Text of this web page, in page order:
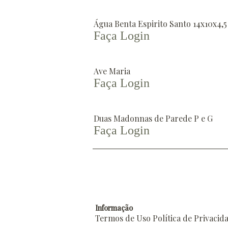
Água Benta Espirito Santo 14x10x4,5
Faça Login
Ave Maria
Faça Login
Duas Madonnas de Parede P e G
Faça Login
Informação
Termos de Uso Política de